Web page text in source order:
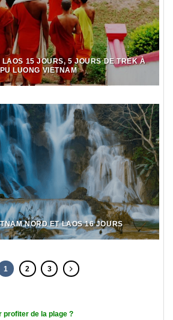
LAOS 15 JOURS, 5 JOURS DE TREK À
PU LUONG VIETNAM
NORD ET LAOS 16 JOURS
1 2 3
profiter de la plage ?